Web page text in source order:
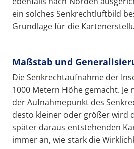
ein solches Senkrechtluftbild
Grundlage für die
Maßstab und
Die Senkrechtaufnahme der
1000 Metern Höhe gemacht. Je
der Aufnahmepunkt des
desto kleiner oder größer wird
später daraus entstehenden
immer an, wie stark die